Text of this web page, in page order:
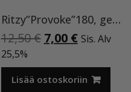
Ritzy”Provoke”180, geelilakka
12,50€ Alkuperäinen
oli:
12,50 €.
7,00 €Nykyinen
on:
7,00 €.
Sis. Alv
25,5%
Lisää ostoskoriin